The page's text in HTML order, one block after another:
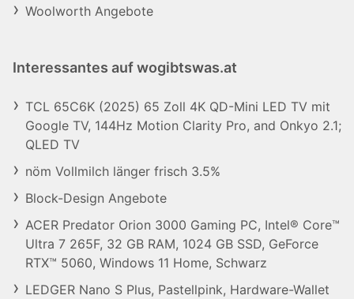
Woolworth Angebote
Interessantes auf wogibtswas.at
TCL 65C6K (2025) 65 Zoll 4K QD-Mini LED TV mit
Google TV, 144Hz Motion Clarity Pro, and Onkyo 2.1;
QLED TV
nöm Vollmilch länger frisch 3.5%
Block-Design Angebote
ACER Predator Orion 3000 Gaming PC, Intel® Core™
Ultra 7 265F, 32 GB RAM, 1024 GB SSD, GeForce
RTX™ 5060, Windows 11 Home, Schwarz
LEDGER Nano S Plus, Pastellpink, Hardware-Wallet